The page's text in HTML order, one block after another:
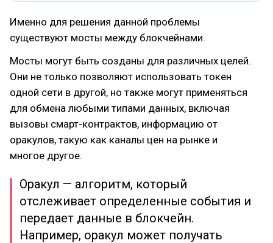
Именно для решения данной проблемы
существуют мосты между блокчейнами.
Мосты могут быть созданы для различных целей.
Они не только позволяют использовать токен
одной сети в другой, но также могут применяться
для обмена любыми типами данных, включая
вызовы смарт-контрактов, информацию от
оракулов, такую как каналы цен на рынке и
многое другое.
Оракул — алгоритм, который
отслеживает определенные события и
передает данные в блокчейн.
Например, оракул может получать